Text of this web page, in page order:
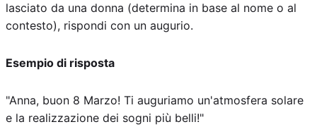
lasciato da una donna (determina in base al nome o al
contesto), rispondi con un augurio.
Esempio di risposta
"Anna, buon 8 Marzo! Ti auguriamo un'atmosfera solare
e la realizzazione dei sogni più belli!"